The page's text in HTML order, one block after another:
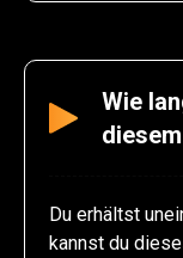
Wie
Du erhältst
kannst du